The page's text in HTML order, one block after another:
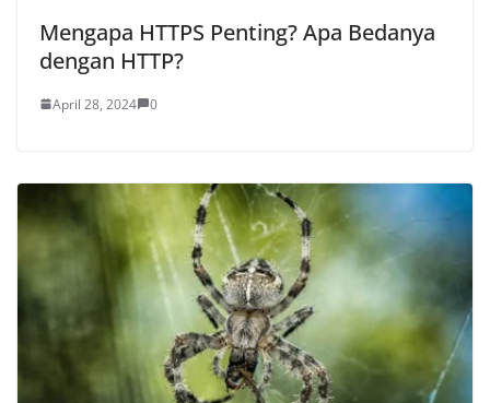
Mengapa HTTPS Penting? Apa Bedanya
dengan HTTP?
April 28, 2024 0